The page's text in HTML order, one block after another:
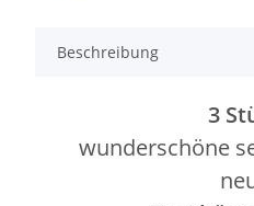
Beschreibung
3
wunderschöne